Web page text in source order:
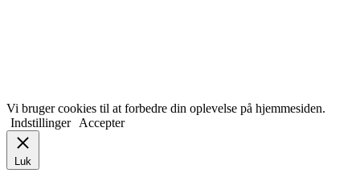
Vi bruger cookies til at forbedre din oplevelse på hjemmesiden.
Indstillinger
Accepter
Luk